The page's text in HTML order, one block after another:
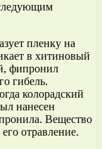
пленку на
в хитиновый
фипронил
гибель.
колорадский
нанесен
Вещество
отравление.